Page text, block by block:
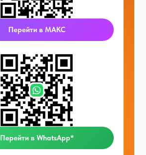
Перейти в МАКС
Перейти в WhatsApp*